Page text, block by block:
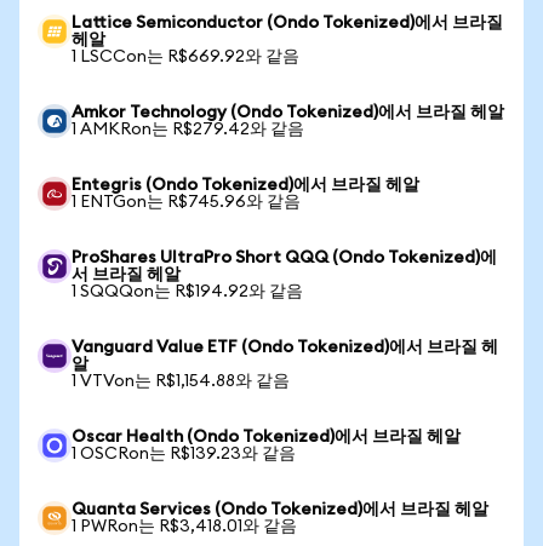
Lattice Semiconductor (Ondo Tokenized)에서 브라질
헤알
1 LSCCon는 R$669.92와 같음
Amkor Technology (Ondo Tokenized)에서 브라질 헤알
1 AMKRon는 R$279.42와 같음
Entegris (Ondo Tokenized)에서 브라질 헤알
1 ENTGon는 R$745.96와 같음
ProShares UltraPro Short QQQ (Ondo Tokenized)에
서 브라질 헤알
1 SQQQon는 R$194.92와 같음
Vanguard Value ETF (Ondo Tokenized)에서 브라질 헤
알
1 VTVon는 R$1,154.88와 같음
Oscar Health (Ondo Tokenized)에서 브라질 헤알
1 OSCRon는 R$139.23와 같음
Quanta Services (Ondo Tokenized)에서 브라질 헤알
1 PWRon는 R$3,418.01와 같음